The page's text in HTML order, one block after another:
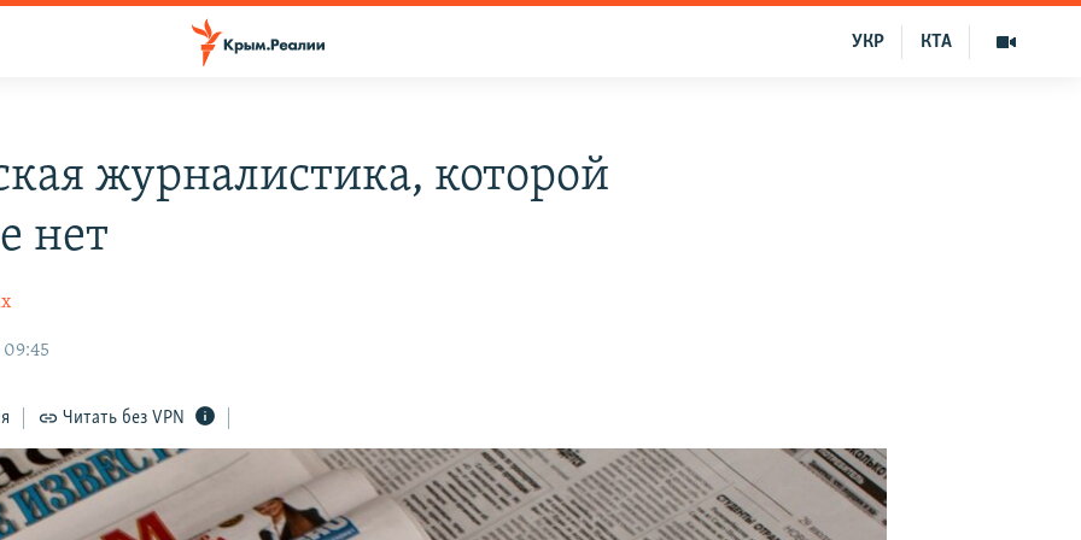
КТА
УКР
журналистика, которой
нет
09:45
Читать без VPN